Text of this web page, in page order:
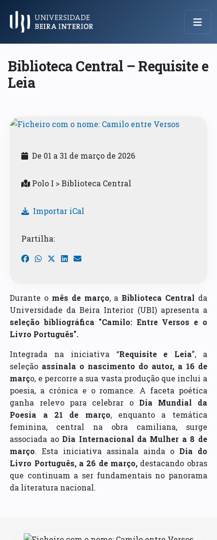
Menu Principal
Biblioteca Central – Requisite e
Leia
De 01 a 31 de março de 2026
Polo I > Biblioteca Central
Importar iCal
Partilha:
Durante o mês de março, a Biblioteca Central da
Universidade da Beira Interior (UBI) apresenta a
seleção bibliográfica "Camilo: Entre Versos e o
Livro Português".
Integrada na iniciativa “Requisite e Leia”, a
seleção assinala o nascimento do autor, a 16 de
março, e percorre a sua vasta produção que inclui a
poesia, a crónica e o romance. A faceta poética
ganha relevo para celebrar o Dia Mundial da
Poesia a 21 de março, enquanto a temática
feminina, central na obra camiliana, surge
associada ao Dia Internacional da Mulher a 8 de
março. Esta iniciativa assinala ainda o Dia do
Livro Português, a 26 de março,destacando obras
que continuam a ser fundamentais no panorama
da literatura nacional.